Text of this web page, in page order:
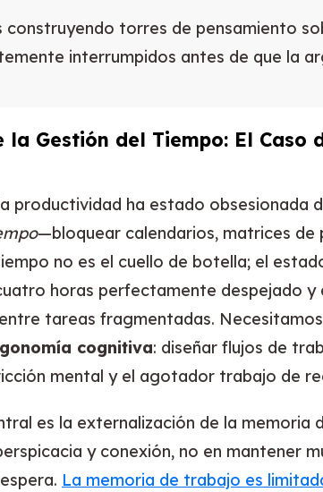
construyendo torres de pensamiento
interrumpidos antes de que la
la Gestión del Tiempo: El Caso
productividad ha estado obsesionada
—bloquear calendarios, matrices de
no es el cuello de botella; el
horas perfectamente despejado y
tareas fragmentadas.
cognitiva: diseñar flujos de
mental y el agotador trabajo de
es la externalización de la memoria
y conexión, no en mantener
La memoria de trabajo es